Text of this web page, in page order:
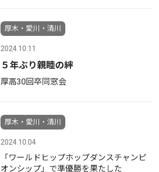
厚木・愛川・清川
2024.10.11
５年ぶり親睦の絆
厚高30回卒同窓会
厚木・愛川・清川
2024.10.04
「ワールドヒップホップダンスチャンピ
オンシップ」で準優勝を果たした